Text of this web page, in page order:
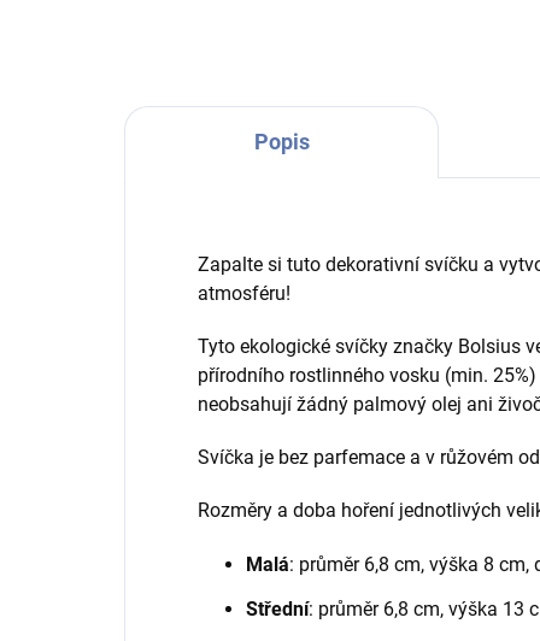
Popis
Zapalte si tuto dekorativní svíčku a v
atmosféru!
Tyto ekologické svíčky značky Bolsius
přírodního rostlinného vosku (min.
neobsahují žádný palmový olej ani
Svíčka je bez parfemace a v růžovém
Rozměry a doba hoření jednotlivých
Malá: průměr 6,8 cm, výška 8
Střední: průměr 6,8 cm, výška 13